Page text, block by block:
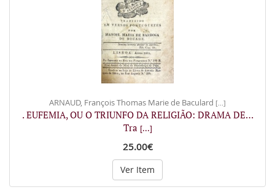
ARNAUD, François Thomas Marie de Baculard [...]
. EUFEMIA, OU O TRIUNFO DA RELIGIÃO: DRAMA DE…
Tra [...]
25.00€
Ver Item